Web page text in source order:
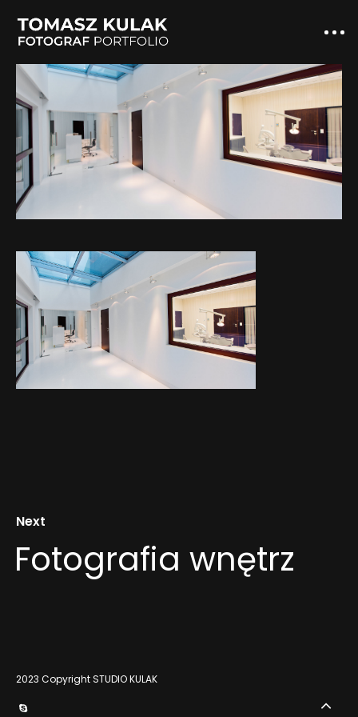
TK STUDIO
USŁUGI FOTOGRAFICZNE
PORTFOLIO
WIĘCEJ O MNIE
Next
Fotografia wnętrz
2023 Copyright STUDIO KULAK